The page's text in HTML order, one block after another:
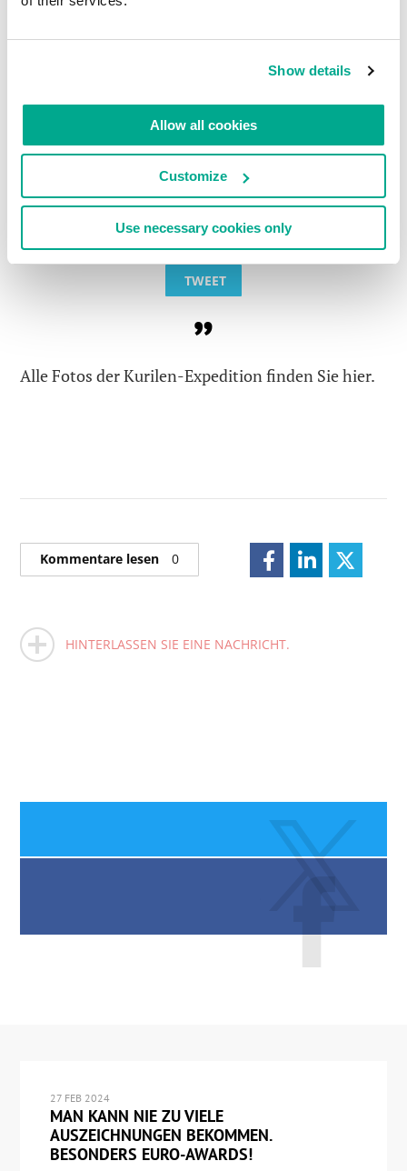
Show details
Allow all cookies
Customize
Use necessary cookies only
Film, dann die Bücher; es wird den Spaß nicht
@E_KASPERSKY FINDET DIE
ANTWORT AUF DIE
ULTIMATIVE FRAGE NACH
DEM LEBEN, DEM
UNIVERSUM UND ALLEM
TWEET
Alle Fotos der Kurilen-Expedition finden Sie hier.
Kommentare lesen 0
HINTERLASSEN SIE EINE NACHRICHT.
27 FEB 2024
MAN KANN NIE ZU VIELE
AUSZEICHNUNGEN BEKOMMEN.
BESONDERS EURO-AWARDS!